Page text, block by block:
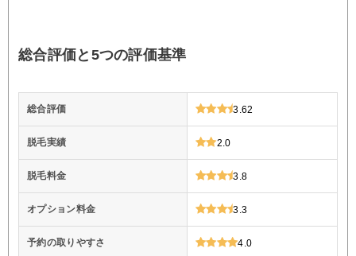
総合評価と5つの評価基準
総合評価 3.62
脱毛実績 2.0
脱毛料金 3.8
オプション料金 3.3
予約の取りやすさ 4.0